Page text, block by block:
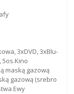
3xDVD, 3xBlu-
maską gazową
gazową (srebro
Ewy